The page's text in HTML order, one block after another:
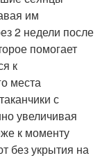
им
2 недели после
помогает
к
места
с
увеличивая
к моменту
без укрытия на